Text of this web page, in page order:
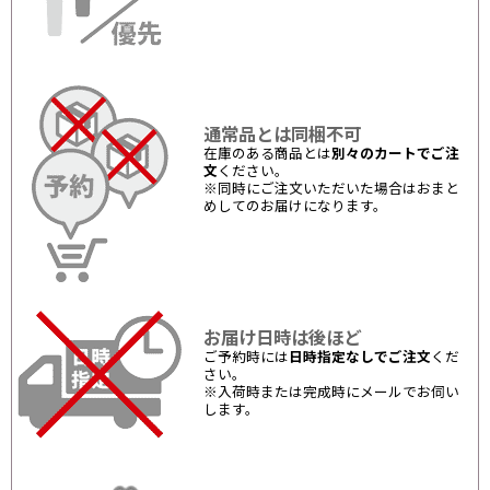
通常品とは同梱不可
在庫のある商品とは別々のカートでご注
文 ください。
※同時にご注文いただいた場合はおまと
めしてのお届けになります。
お届け日時は後ほど
ご予約時には 日時指定なしでご注文 くだ
さい。
※入荷時または完成時にメールでお伺い
します。